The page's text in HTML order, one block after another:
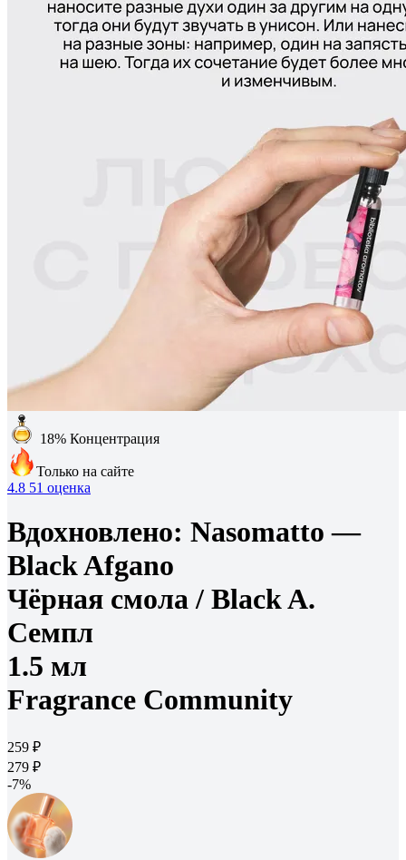
18% Концентрация
Только на сайте
4.8 51 оценка
Вдохновлено: Nasomatto —
Black Afgano
Чёрная смола / Black A.
Семпл
1.5 мл
Fragrance Community
259 ₽
279 ₽
-7%